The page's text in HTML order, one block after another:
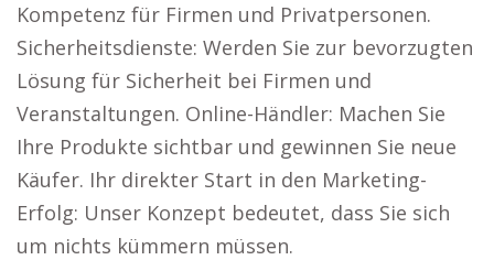
Kompetenz für Firmen und Privatpersonen.
Sicherheitsdienste: Werden Sie zur bevorzugten
Lösung für Sicherheit bei Firmen und
Veranstaltungen. Online-Händler: Machen Sie
Ihre Produkte sichtbar und gewinnen Sie neue
Käufer. Ihr direkter Start in den Marketing-
Erfolg: Unser Konzept bedeutet, dass Sie sich
um nichts kümmern müssen.